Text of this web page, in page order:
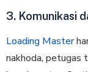
3. Komunikasi
Loading Master
nakhoda, petugas